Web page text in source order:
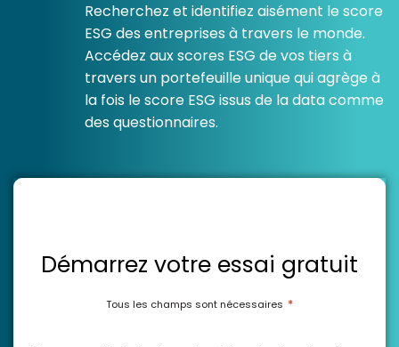
Recherchez et identifiez aisément le score
ESG des entreprises à travers le monde.
Accédez aux scores ESG de vos tiers à
travers un portefeuille unique qui agrège à
la fois le score ESG issus de la data comme
des questionnaires.
Démarrez votre essai gratuit
Tous les champs sont nécessaires *